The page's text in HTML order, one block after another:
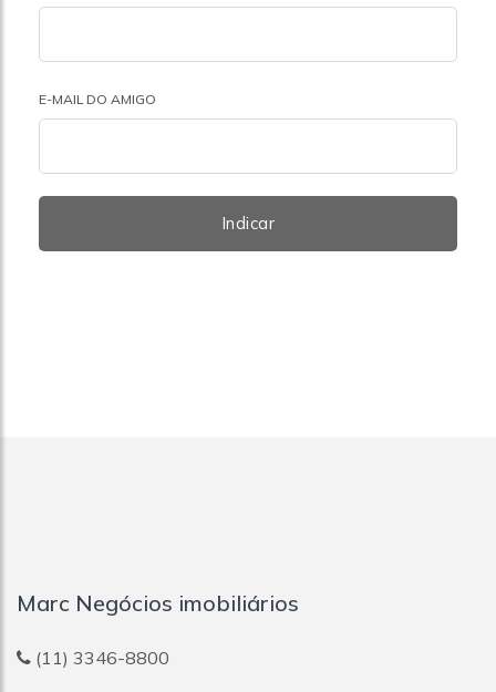
E-MAIL DO AMIGO
Indicar
Marc Negócios imobiliários
(11) 3346-8800